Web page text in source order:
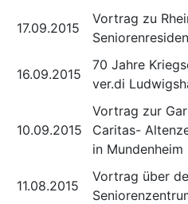
17.09.2015
Vortrag zu
16.09.2015
70 Jahre
ver.di
10.09.2015
Vortrag zur
Caritas-
in Mundenheim
11.08.2015
Vortrag über